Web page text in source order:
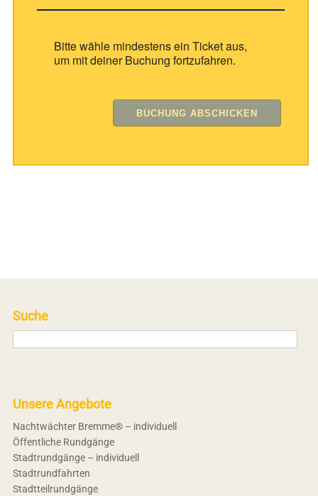
Bitte wähle mindestens ein Ticket aus,
um mit deiner Buchung fortzufahren.
Suche
Unsere Angebote
Nachtwächter Bremme® – individuell
Öffentliche Rundgänge
Stadtrundgänge – individuell
Stadtrundfahrten
Stadtteilrundgänge